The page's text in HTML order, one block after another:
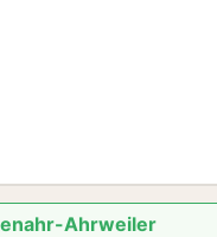
Ahrweiler